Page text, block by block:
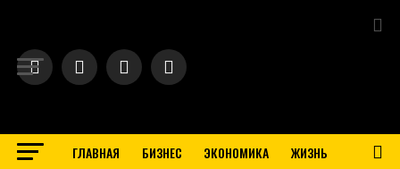
ГЛАВНАЯ БИЗНЕС ЭКОНОМИКА ЖИЗНЬ
BUSINESS